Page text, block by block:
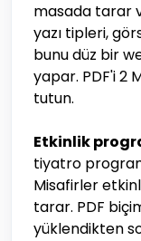
masada tarar
yazı tipleri,
bunu düz bir
yapar. PDF'i 2
tutun.
Etkinlik
tiyatro
Misafirler
tarar. PDF
yüklendikten